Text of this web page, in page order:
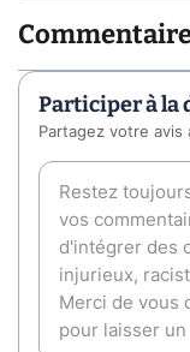
Participer à la
Partagez votre avis